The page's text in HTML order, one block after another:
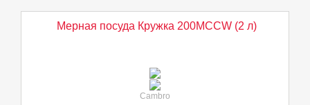
Мерная посуда Кружка 200MCCW (2 л)
Cambro